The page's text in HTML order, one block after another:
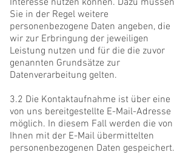
Interesse nutzen können. Dazu müssen
Sie in der Regel weitere
personenbezogene Daten angeben, die
wir zur Erbringung der jeweiligen
Leistung nutzen und für die die zuvor
genannten Grundsätze zur
Datenverarbeitung gelten.
3.2 Die Kontaktaufnahme ist über eine
von uns bereitgestellte E-Mail-Adresse
möglich. In diesem Fall werden die von
Ihnen mit der E-Mail übermittelten
personenbezogenen Daten gespeichert.